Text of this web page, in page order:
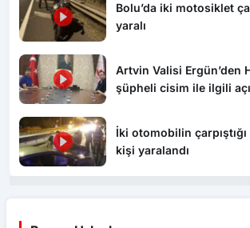
Bolu’da iki motosiklet
yaralı
Artvin Valisi Ergün’den
şüpheli cisim ile ilgili
yeniden trafiğe açıldı”
İki otomobilin
kişi yaralandı